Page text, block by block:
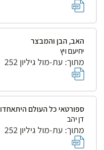
האב, הבן והמבצר
יחיעם ויץ
מתוך: עת-מול גיליון 252
ספורטאי כל העולם היתאחדו
דן יהב
מתוך: עת-מול גיליון 252